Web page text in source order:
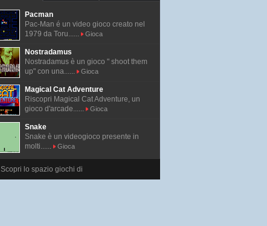
Pacman
Pac-Man é un video gioco creato nel
1979 da Toru......
Gioca
Nostradamus
Nostradamus è un gioco " shoot them
up" con una......
Gioca
Magical Cat Adventure
Riscopri Magical Cat Adventure, un
gioco d'arcade......
Gioca
Snake
Snake è un videogioco presente in
molti......
Gioca
Scopri lo spazio giochi di